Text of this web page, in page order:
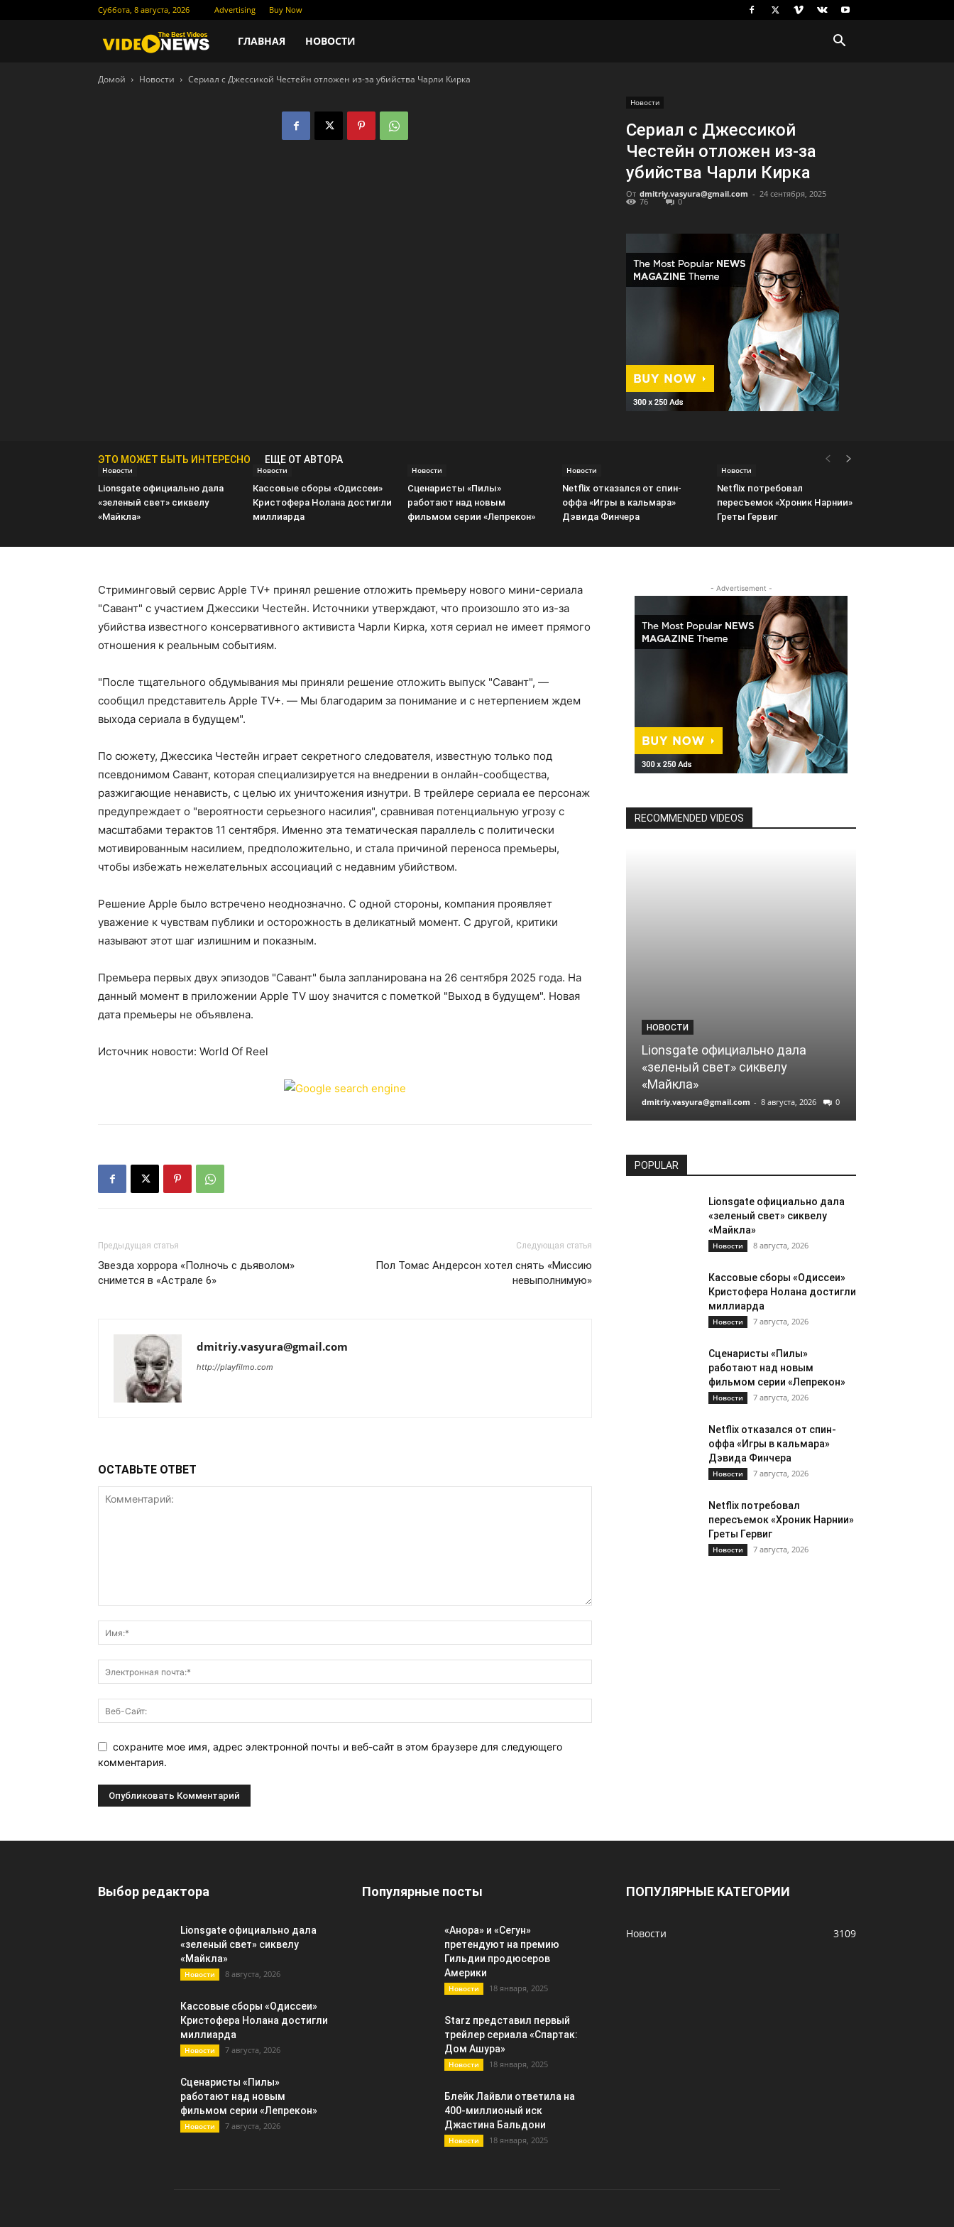
Суббота, 8 августа, 2026 Advertising Buy Now
Новости
кино
ГЛАВНАЯ НОВОСТИ
Домой Новости Сериал с Джессикой Честейн отложен из-за убийства Чарли Кирка
Новости
Сериал с Джессикой
Честейн отложен из-за
убийства Чарли Кирка
От dmitriy.vasyura@gmail.com - 24 сентября, 2025
76 0
ЭТО МОЖЕТ БЫТЬ ИНТЕРЕСНО ЕЩЕ ОТ АВТОРА
Новости
Lionsgate официально дала
«зеленый свет» сиквелу
«Майкла»
Новости
Кассовые сборы «Одиссеи»
Кристофера Нолана достигли
миллиарда
Новости
Сценаристы «Пилы»
работают над новым
фильмом серии «Лепрекон»
Новости
Netflix отказался от спин-
оффа «Игры в кальмара»
Дэвида Финчера
Новости
Netflix потребовал
пересъемок «Хроник Нарнии»
Греты Гервиг
Стриминговый сервис Apple TV+ принял решение отложить премьеру нового мини-сериала
"Савант" с участием Джессики Честейн. Источники утверждают, что произошло это из-за
убийства известного консервативного активиста Чарли Кирка, хотя сериал не имеет прямого
отношения к реальным событиям.
"После тщательного обдумывания мы приняли решение отложить выпуск "Савант", —
сообщил представитель Apple TV+. — Мы благодарим за понимание и с нетерпением ждем
выхода сериала в будущем".
По сюжету, Джессика Честейн играет секретного следователя, известную только под
псевдонимом Савант, которая специализируется на внедрении в онлайн-сообщества,
разжигающие ненависть, с целью их уничтожения изнутри. В трейлере сериала ее персонаж
предупреждает о "вероятности серьезного насилия", сравнивая потенциальную угрозу с
масштабами терактов 11 сентября. Именно эта тематическая параллель с политически
мотивированным насилием, предположительно, и стала причиной переноса премьеры,
чтобы избежать нежелательных ассоциаций с недавним убийством.
Решение Apple было встречено неоднозначно. С одной стороны, компания проявляет
уважение к чувствам публики и осторожность в деликатный момент. С другой, критики
называют этот шаг излишним и показным.
Премьера первых двух эпизодов "Савант" была запланирована на 26 сентября 2025 года. На
данный момент в приложении Apple TV шоу значится с пометкой "Выход в будущем". Новая
дата премьеры не объявлена.
Источник новости: World Of Reel
Предыдущая статья
Звезда хоррора «Полночь с дьяволом»
снимется в «Астрале 6»
Следующая статья
Пол Томас Андерсон хотел снять «Миссию
невыполнимую»
dmitriy.vasyura@gmail.com
http://playfilmo.com
ОСТАВЬТЕ ОТВЕТ
сохраните мое имя, адрес электронной почты и веб-сайт в этом браузере для следующего
комментария.
- Advertisement -
RECOMMENDED VIDEOS
НОВОСТИ
Lionsgate официально дала
«зеленый свет» сиквелу
«Майкла»
dmitriy.vasyura@gmail.com - 8 августа, 2026 0
POPULAR
Lionsgate официально дала
«зеленый свет» сиквелу
«Майкла»
Новости 8 августа, 2026
Кассовые сборы «Одиссеи»
Кристофера Нолана достигли
миллиарда
Новости 7 августа, 2026
Сценаристы «Пилы»
работают над новым
фильмом серии «Лепрекон»
Новости 7 августа, 2026
Netflix отказался от спин-
оффа «Игры в кальмара»
Дэвида Финчера
Новости 7 августа, 2026
Netflix потребовал
пересъемок «Хроник Нарнии»
Греты Гервиг
Новости 7 августа, 2026
Выбор редактора
Lionsgate официально дала
«зеленый свет» сиквелу
«Майкла»
Новости 8 августа, 2026
Кассовые сборы «Одиссеи»
Кристофера Нолана достигли
миллиарда
Новости 7 августа, 2026
Сценаристы «Пилы»
работают над новым
фильмом серии «Лепрекон»
Новости 7 августа, 2026
Популярные посты
«Анора» и «Сегун»
претендуют на премию
Гильдии продюсеров
Америки
Новости 18 января, 2025
Starz представил первый
трейлер сериала «Спартак:
Дом Ашура»
Новости 18 января, 2025
Блейк Лайвли ответила на
400-миллионый иск
Джастина Бальдони
Новости 18 января, 2025
ПОПУЛЯРНЫЕ КАТЕГОРИИ
Новости 3109